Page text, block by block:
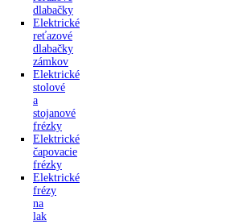
dlabačky
Elektrické
reťazové
dlabačky
zámkov
Elektrické
stolové
a
stojanové
frézky
Elektrické
čapovacie
frézky
Elektrické
frézy
na
lak